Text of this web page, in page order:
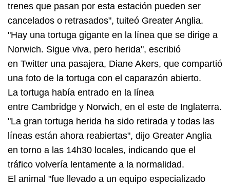
trenes que pasan por esta estación pueden ser
cancelados o retrasados", tuiteó Greater Anglia.
"Hay una tortuga gigante en la línea que se dirige a
Norwich. Sigue viva, pero herida", escribió
en Twitter una pasajera, Diane Akers, que compartió
una foto de la tortuga con el caparazón abierto.
La tortuga había entrado en la línea
entre Cambridge y Norwich, en el este de Inglaterra.
"La gran tortuga herida ha sido retirada y todas las
líneas están ahora reabiertas", dijo Greater Anglia
en torno a las 14h30 locales, indicando que el
tráfico volvería lentamente a la normalidad.
El animal "fue llevado a un equipo especializado